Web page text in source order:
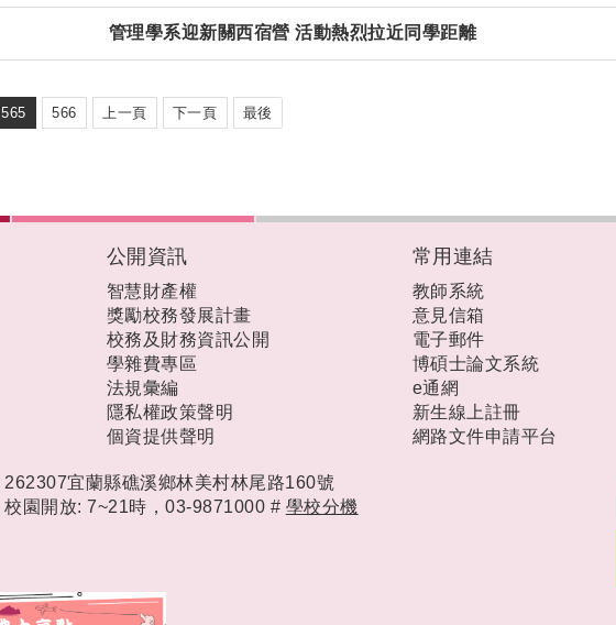
管理學系迎新關西宿營 活動熱烈拉近同學距離
565 566 上一頁 下一頁 最後
公開資訊
智慧財產權
獎勵校務發展計畫
校務及財務資訊公開
學雜費專區
法規彙編
隱私權政策聲明
個資提供聲明
常用連結
教師系統
意見信箱
電子郵件
博碩士論文系統
e通網
新生線上註冊
網路文件申請平台
262307宜蘭縣礁溪鄉林美村林尾路160號
校園開放: 7~21時，03-9871000 # 學校分機